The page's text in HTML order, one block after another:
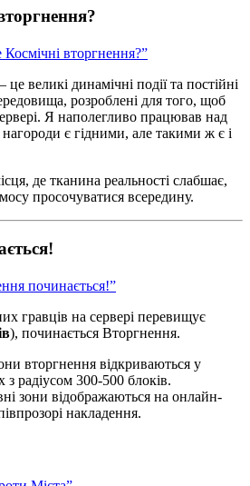
вторгнення?”
великі динамічні події та постійні
розроблені для того, щоб
Я наполегливо працював над
є гідними, але такими ж є і
де тканина реальності слабшає,
просочуватися всередину.
починається!”
гравців на сервері перевищує
), починається Вторгнення.
вторгнення відкриваються у
з радіусом 300-500 блоків.
зони відображаються на онлайн-
накладення.